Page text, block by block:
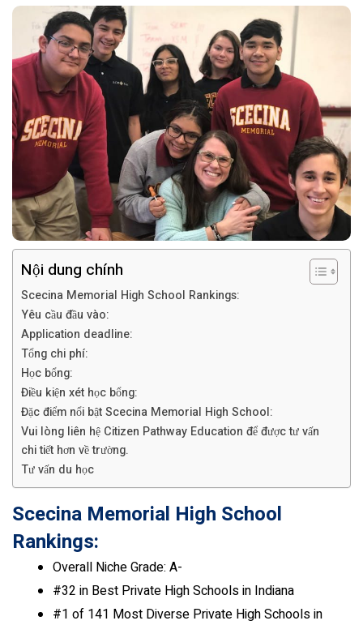
Nội dung chính
Scecina Memorial High School Rankings:
Yêu cầu đầu vào:
Application deadline:
Tổng chi phí:
Học bổng:
Điều kiện xét học bổng:
Đặc điểm nổi bật Scecina Memorial High School:
Vui lòng liên hệ Citizen Pathway Education để được tư vấn
chi tiết hơn về trường.
Tư vấn du học
Scecina Memorial High School
Rankings:
Overall Niche Grade: A-
#32 in Best Private High Schools in Indiana
#1 of 141 Most Diverse Private High Schools in